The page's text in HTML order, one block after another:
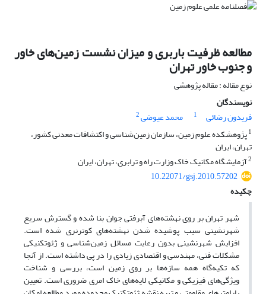
مطالعه ظرفیت باربری و میزان نشست زمین‌های خاور
و جنوب خاور تهران
نوع مقاله : مقاله پژوهشی
نویسندگان
فریدون رضائی
1 محمد عیوضی2
1پژوهشکده علوم زمین، سازمان زمین‌شناسی و اکتشافات معدنی کشور،
تهران، ایران
2آزمایشگاه مکانیک خاک وزارت راه و ترابری، تهران، ایران
10.22071/gsj.2010.57202
چکیده
شهر تهران بر روی نهشته‌های آبرفتی جوان بنا شده و گسترش سریع
شهرنشینی سبب پوشیده شدن نهشته‌های کوترنری شده است.
افزایش شهرنشینی بدون رعایت مسائل زمین‌شناسی و ژئوتکنیکی
مشکلات فنی، مهندسی و اقتصادی زیادی را در پی داشته است. از آنجا
که تکیه‌گاه همه سازه‌ها بر روی زمین است، بررسی و شناخت
ویژگی‌های فیزیکی و مکانیکی لایه‌های خاک امری ضروری است. تعیین